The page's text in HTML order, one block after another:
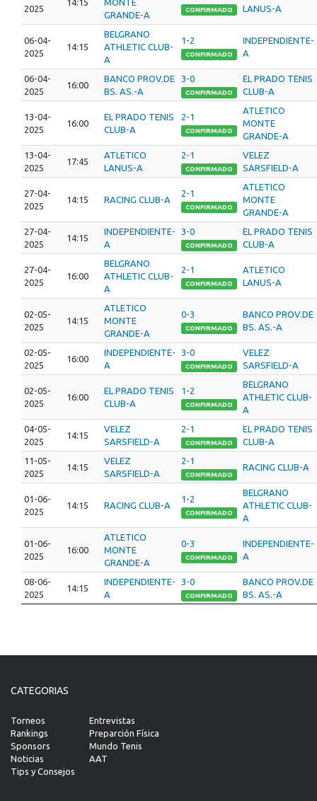
2025
14:15
MONTE
GRANDE-A
CONFIRMADO
LANUS-A
06-04-
2025
14:15
BELGRANO
ATHLETIC CLUB-
A
1-2
CONFIRMADO
INDEPENDIENTE-
A
06-04-
2025
16:00
BANCO PROV.DE
BS. AS.-A
3-0
CONFIRMADO
EL PRADO TENIS
CLUB-A
13-04-
2025
16:00
EL PRADO TENIS
CLUB-A
2-1
CONFIRMADO
ATLETICO
MONTE
GRANDE-A
13-04-
2025
17:45
ATLETICO
LANUS-A
2-1
CONFIRMADO
VELEZ
SARSFIELD-A
27-04-
2025
14:15 RACING CLUB-A
2-1
CONFIRMADO
ATLETICO
MONTE
GRANDE-A
27-04-
2025
14:15
INDEPENDIENTE-
A
3-0
CONFIRMADO
EL PRADO TENIS
CLUB-A
27-04-
2025
16:00
BELGRANO
ATHLETIC CLUB-
A
2-1
CONFIRMADO
ATLETICO
LANUS-A
02-05-
2025
14:15
ATLETICO
MONTE
GRANDE-A
0-3
CONFIRMADO
BANCO PROV.DE
BS. AS.-A
02-05-
2025
16:00
INDEPENDIENTE-
A
3-0
CONFIRMADO
VELEZ
SARSFIELD-A
02-05-
2025
16:00
EL PRADO TENIS
CLUB-A
1-2
CONFIRMADO
BELGRANO
ATHLETIC CLUB-
A
04-05-
2025
14:15
VELEZ
SARSFIELD-A
2-1
CONFIRMADO
EL PRADO TENIS
CLUB-A
11-05-
2025
14:15
VELEZ
SARSFIELD-A
2-1
CONFIRMADO
RACING CLUB-A
01-06-
2025
14:15 RACING CLUB-A
1-2
CONFIRMADO
BELGRANO
ATHLETIC CLUB-
A
01-06-
2025
16:00
ATLETICO
MONTE
GRANDE-A
0-3
CONFIRMADO
INDEPENDIENTE-
A
08-06-
2025
14:15
INDEPENDIENTE-
A
3-0
CONFIRMADO
BANCO PROV.DE
BS. AS.-A
CATEGORIAS
Torneos
Rankings
Sponsors
Noticias
Tips y Consejos
Entrevistas
Preparción Física
Mundo Tenis
AAT